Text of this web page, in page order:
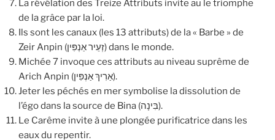
La révélation des Treize Attributs invite au le triomphe
de la grâce par la loi.
Ils sont les canaux (les 13 attributs) de la « Barbe » de
Zeir Anpin (זְעֵיר אַנְפִּין) dans le monde.
Michée 7 invoque ces attributs au niveau suprême de
Arich Anpin (אַרִיךְ אַנְפִּין).
Jeter les péchés en mer symbolise la dissolution de
l’égo dans la source de Bina (בִּינָה).
Le Carême invite à une plongée purificatrice dans les
eaux du repentir.